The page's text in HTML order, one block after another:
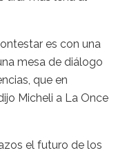
es con una
mesa de diálogo
que en
Micheli a La Once
el futuro de los